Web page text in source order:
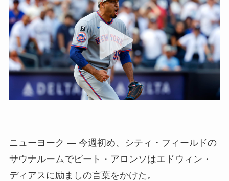
ニューヨーク — 今週初め、シティ・フィールドの
サウナルームでピート・アロンソはエドウィン・
ディアスに励ましの言葉をかけた。